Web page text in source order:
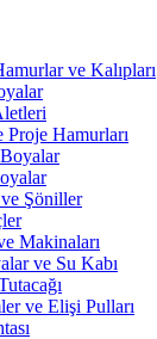
ve Kalıpları
Proje Hamurları
Şöniller
Makinaları
ve Su Kabı
ve Elişi Pulları